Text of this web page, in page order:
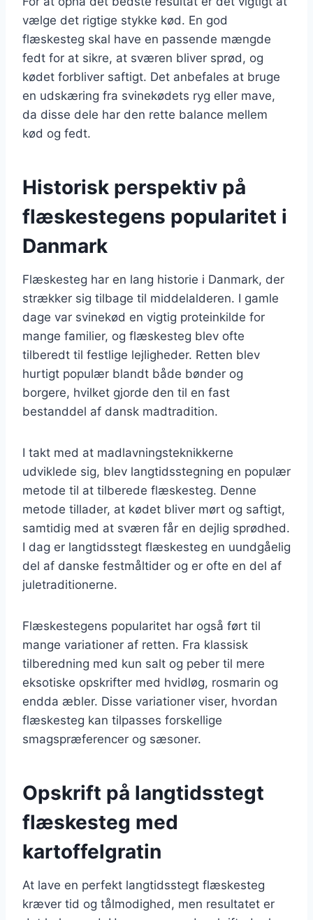
vælge det rigtige stykke kød. En god
flæskesteg skal have en passende mængde
fedt for at sikre, at sværen bliver sprød, og
kødet forbliver saftigt. Det anbefales at bruge
en udskæring fra svinekødets ryg eller mave,
da disse dele har den rette balance mellem
kød og fedt.
Historisk perspektiv på
flæskestegens popularitet i
Danmark
Flæskesteg har en lang historie i Danmark, der
strækker sig tilbage til middelalderen. I gamle
dage var svinekød en vigtig proteinkilde for
mange familier, og flæskesteg blev ofte
tilberedt til festlige lejligheder. Retten blev
hurtigt populær blandt både bønder og
borgere, hvilket gjorde den til en fast
bestanddel af dansk madtradition.
I takt med at madlavningsteknikkerne
udviklede sig, blev langtidsstegning en populær
metode til at tilberede flæskesteg. Denne
metode tillader, at kødet bliver mørt og saftigt,
samtidig med at sværen får en dejlig sprødhed.
I dag er langtidsstegt flæskesteg en uundgåelig
del af danske festmåltider og er ofte en del af
juletraditionerne.
Flæskestegens popularitet har også ført til
mange variationer af retten. Fra klassisk
tilberedning med kun salt og peber til mere
eksotiske opskrifter med hvidløg, rosmarin og
endda æbler. Disse variationer viser, hvordan
flæskesteg kan tilpasses forskellige
smagspræferencer og sæsoner.
Opskrift på langtidsstegt
flæskesteg med
kartoffelgratin
At lave en perfekt langtidsstegt flæskesteg
kræver tid og tålmodighed, men resultatet er